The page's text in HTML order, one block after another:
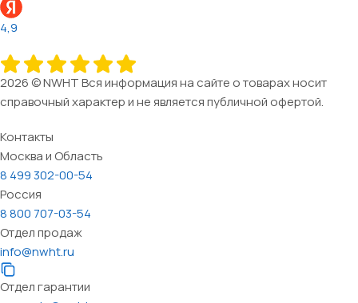
4,9
2026 © NWHT Вся информация на сайте о товарах носит
справочный характер и не является публичной офертой.
Контакты
Москва и Область
8 499 302-00-54
Россия
8 800 707-03-54
Отдел продаж
info@nwht.ru
Отдел гарантии